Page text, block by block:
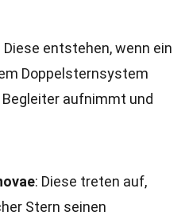
Diese entstehen, wenn ein
Doppelsternsystem
aufnimmt und
: Diese treten auf,
Stern seinen